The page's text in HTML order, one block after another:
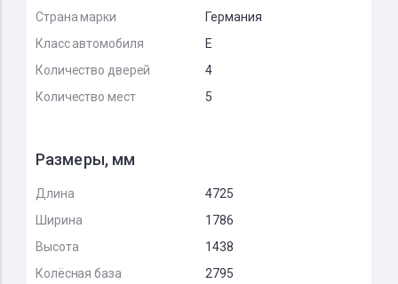
Страна марки
Германия
Класс автомобиля
E
Количество дверей
4
Количество мест
5
Размеры, мм
Длина
4725
Ширина
1786
Высота
1438
Колёсная база
2795